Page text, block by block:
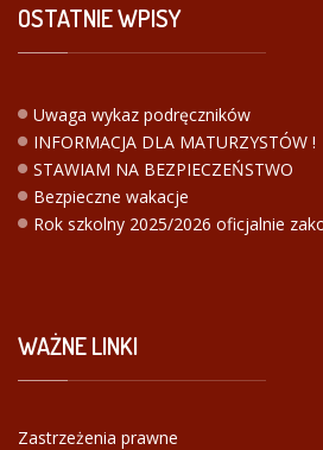
OSTATNIEWPISY
Uwaga wykaz podręczników
INFORMACJA DLA MATURZYSTÓW !
STAWIAM NA BEZPIECZEŃSTWO
Bezpieczne wakacje
Rok szkolny 2025/2026 oficjalnie
WAŻNELINKI
Zastrzeżenia prawne